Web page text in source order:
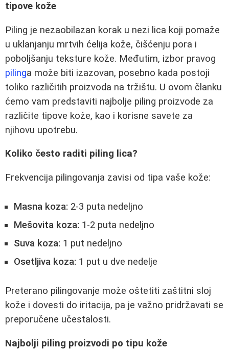
tipove kože
Piling je nezaobilazan korak u nezi lica koji pomaže
u uklanjanju mrtvih ćelija kože, čišćenju pora i
poboljšanju teksture kože. Međutim, izbor pravog
pilinga može biti izazovan, posebno kada postoji
toliko različitih proizvoda na tržištu. U ovom članku
ćemo vam predstaviti najbolje piling proizvode za
različite tipove kože, kao i korisne savete za
njihovu upotrebu.
Koliko često raditi piling lica?
Frekvencija pilingovanja zavisi od tipa vaše kože:
Masna koza: 2-3 puta nedeljno
Mešovita koza: 1-2 puta nedeljno
Suva koza: 1 put nedeljno
Osetljiva koza: 1 put u dve nedelje
Preterano pilingovanje može oštetiti zaštitni sloj
kože i dovesti do iritacija, pa je važno pridržavati se
preporučene učestalosti.
Najbolji piling proizvodi po tipu kože